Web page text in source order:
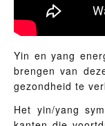
Yin en yang
brengen van
gezondheid te
Het yin/yang